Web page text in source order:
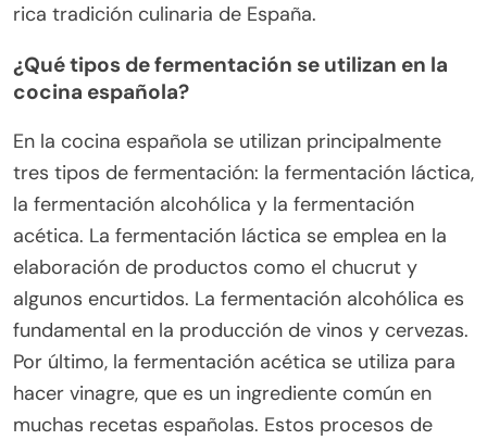
rica tradición culinaria de España.
¿Qué tipos de fermentación se utilizan en la
cocina española?
En la cocina española se utilizan principalmente
tres tipos de fermentación: la fermentación láctica,
la fermentación alcohólica y la fermentación
acética. La fermentación láctica se emplea en la
elaboración de productos como el chucrut y
algunos encurtidos. La fermentación alcohólica es
fundamental en la producción de vinos y cervezas.
Por último, la fermentación acética se utiliza para
hacer vinagre, que es un ingrediente común en
muchas recetas españolas. Estos procesos de